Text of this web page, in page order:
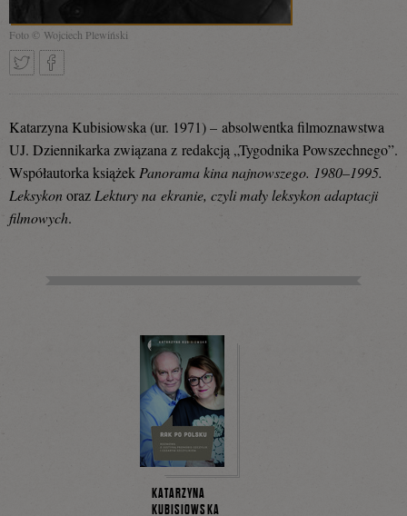
Foto © Wojciech Plewiński
się
Katarzyna Kubisiowska (ur. 1971) – absolwentka filmoznawstwa
UJ. Dziennikarka związana z redakcją „Tygodnika Powszechnego”.
Współautorka książek Panorama kina najnowszego. 1980–1995.
Leksykonoraz Lektury na ekranie, czyli mały leksykon adaptacji
filmowych.
KATARZYNA
KUBISIOWSKA